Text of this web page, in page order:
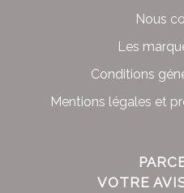
Nous
Les
Conditions
Mentions légales et
VOTRE